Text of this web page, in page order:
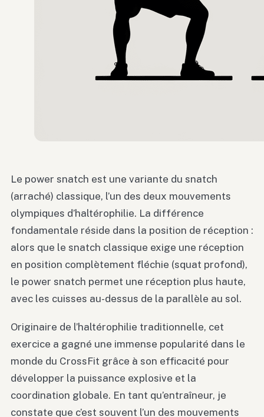
Le power snatch est une variante du snatch
(arraché) classique, l’un des deux mouvements
olympiques d’haltérophilie. La différence
fondamentale réside dans la position de réception :
alors que le snatch classique exige une réception
en position complètement fléchie (squat profond),
le power snatch permet une réception plus haute,
avec les cuisses au-dessus de la parallèle au sol.
Originaire de l’haltérophilie traditionnelle, cet
exercice a gagné une immense popularité dans le
monde du CrossFit grâce à son efficacité pour
développer la puissance explosive et la
coordination globale. En tant qu’entraîneur, je
constate que c’est souvent l’un des mouvements